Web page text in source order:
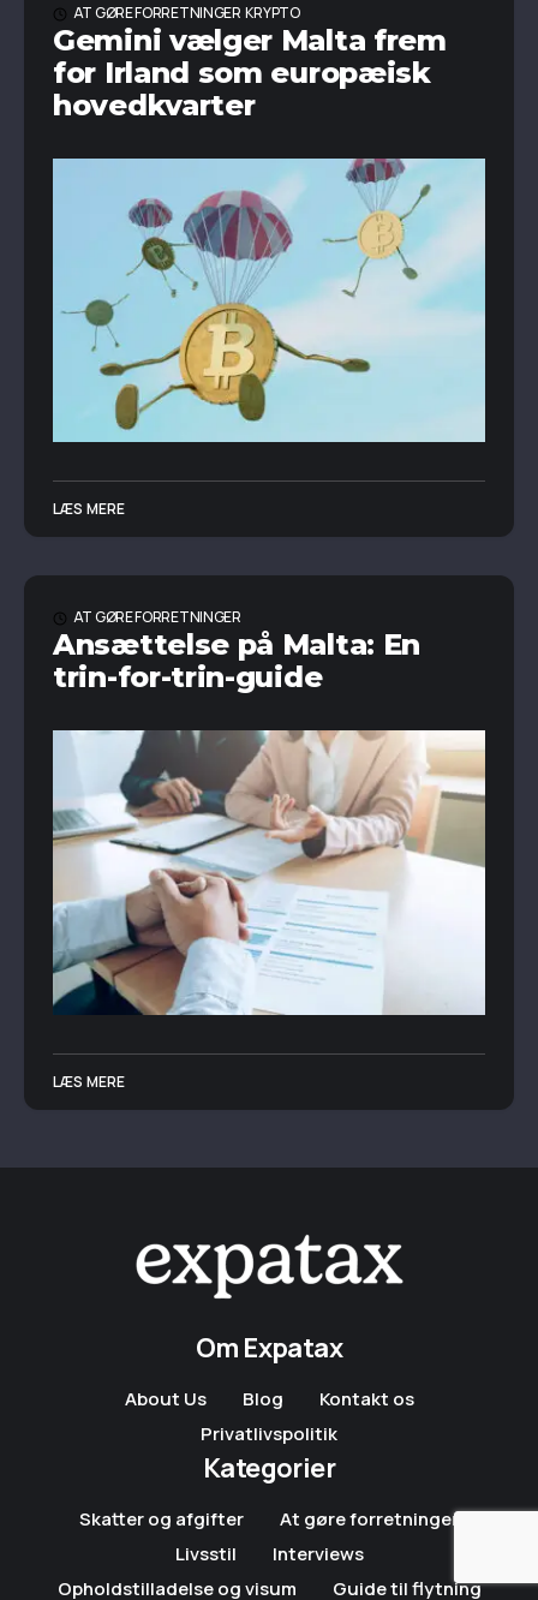
AT GØRE FORRETNINGER KRYPTO
Gemini vælger Malta frem
for Irland som europæisk
hovedkvarter
LÆS MERE
AT GØRE FORRETNINGER
Ansættelse på Malta: En
trin-for-trin-guide
LÆS MERE
Om Expatax
About Us Blog
Kontakt os
Privatlivspolitik
Kategorier
Skatter og afgifter
At gøre forretninger
Livsstil
Interviews
Opholdstilladelse og visum
Guide til flytning